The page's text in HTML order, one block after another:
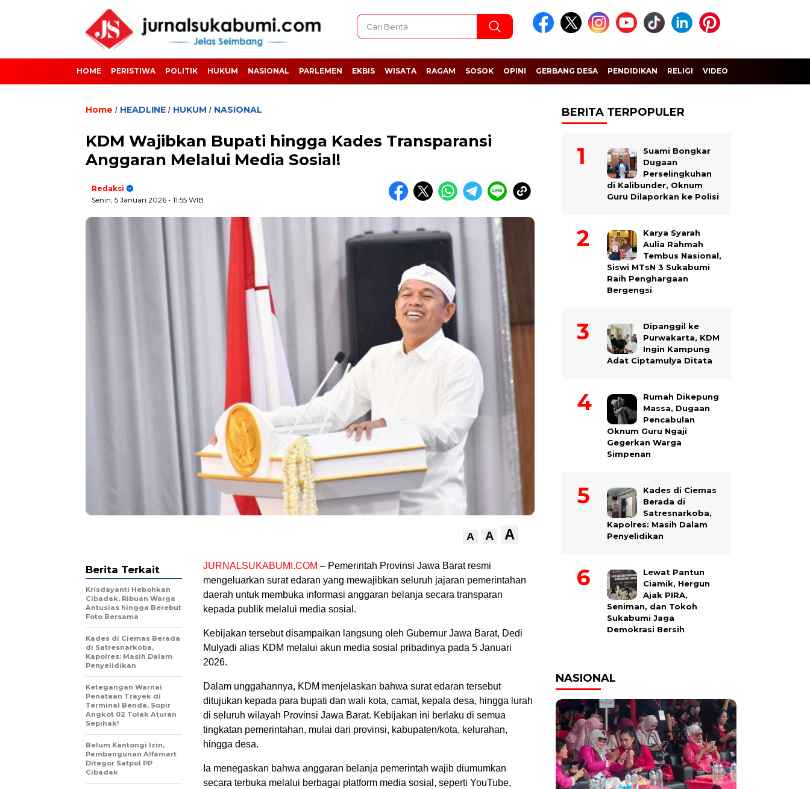
HOME PERISTIWA POLITIK HUKUM NASIONAL PARLEMEN EKBIS WISATA RAGAM SOSOK OPINI GERBANG DESA PENDIDIKAN RELIGI VIDEO
Home / HEADLINE / HUKUM / NASIONAL
KDM Wajibkan Bupati hingga Kades Transparansi
Anggaran Melalui Media Sosial!
Redaksi
Senin, 5 Januari 2026 - 11:55 WIB
A A A
JURNALSUKABUMI.COM – Pemerintah Provinsi Jawa Barat resmi
mengeluarkan surat edaran yang mewajibkan seluruh jajaran pemerintahan
daerah untuk membuka informasi anggaran belanja secara transparan
kepada publik melalui media sosial.
Kebijakan tersebut disampaikan langsung oleh Gubernur Jawa Barat, Dedi
Mulyadi alias KDM melalui akun media sosial pribadinya pada 5 Januari
2026.
Dalam unggahannya, KDM menjelaskan bahwa surat edaran tersebut
ditujukan kepada para bupati dan wali kota, camat, kepala desa, hingga lurah
di seluruh wilayah Provinsi Jawa Barat. Kebijakan ini berlaku di semua
tingkatan pemerintahan, mulai dari provinsi, kabupaten/kota, kelurahan,
hingga desa.
Ia menegaskan bahwa anggaran belanja pemerintah wajib diumumkan
secara terbuka melalui berbagai platform media sosial, seperti YouTube,
Berita Terkait
Krisdayanti Hebohkan
Cibadak, Ribuan Warga
Antusias hingga Berebut
Foto Bersama
Kades di Ciemas Berada
di Satresnarkoba,
Kapolres: Masih Dalam
Penyelidikan
Ketegangan Warnai
Penataan Trayek di
Terminal Benda, Sopir
Angkot 02 Tolak Aturan
Sepihak!
Belum Kantongi Izin,
Pembangunan Alfamart
Ditegor Satpol PP
Cibadak
BERITA TERPOPULER
Suami Bongkar
Dugaan
Perselingkuhan
di Kalibunder, Oknum
Guru Dilaporkan ke Polisi
Karya Syarah
Aulia Rahmah
Tembus Nasional,
Siswi MTsN 3 Sukabumi
Raih Penghargaan
Bergengsi
Dipanggil ke
Purwakarta, KDM
Ingin Kampung
Adat Ciptamulya Ditata
Rumah Dikepung
Massa, Dugaan
Pencabulan
Oknum Guru Ngaji
Gegerkan Warga
Simpenan
Kades di Ciemas
Berada di
Satresnarkoba,
Kapolres: Masih Dalam
Penyelidikan
Lewat Pantun
Ciamik, Hergun
Ajak PIRA,
Seniman, dan Tokoh
Sukabumi Jaga
Demokrasi Bersih
NASIONAL